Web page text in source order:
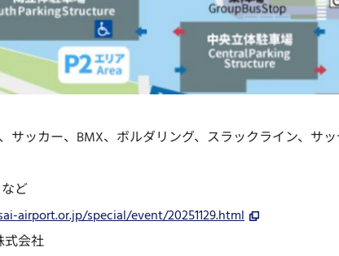
サッカー、BMX、ボルダリング、スラックライン、サ
ど
airport.or.jp/special/event/20251129.html
会社